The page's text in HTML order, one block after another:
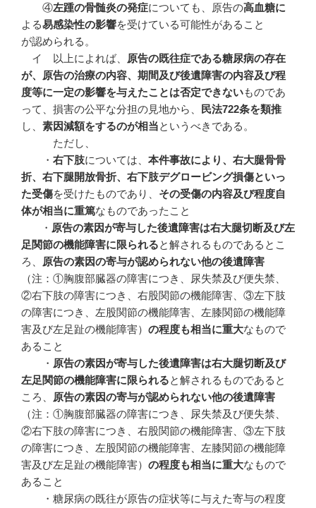
④左踵の骨髄炎の発症についても、原告の高血糖に
よる易感染性の影響を受けている可能性があること
が認められる。
イ 以上によれば、
原告の既往症である糖尿病の存在
が、原告の治療の内容、期間及び後遺障害の内容及び程
度等に一定の影響を与えたことは否定できないものであ
って、損害の公平な分担の見地から、
民法722条を類推
し、 素因減額をするのが相当というべきである。
ただし、
・ 右下肢については、 本件事故により、右大腿骨骨
折、右下腿開放骨折、右下肢デグロービング損傷といっ
た受傷を受けたものであり、 その受傷の内容及び程度自
体が相当に重篤なものであったこと
・ 原告の素因が寄与した後遺障害は右大腿切断及び左
足関節の機能障害に限られると解されるものであるとこ
ろ、
原告の素因の寄与が認められない他の後遺障害
（注：①胸腹部臓器の障害につき、尿失禁及び便失禁、
②右下肢の障害につき、右股関節の機能障害、③左下肢
の障害につき、左股関節の機能障害、左膝関節の機能障
害及び左足趾の機能障害） の程度も相当に重大なもので
あること
・ 原告の素因が寄与した後遺障害は右大腿切断及び
左足関節の機能障害に限られると解されるものであると
ころ、
原告の素因の寄与が認められない他の後遺障害
（注：①胸腹部臓器の障害につき、尿失禁及び便失禁、
②右下肢の障害につき、右股関節の機能障害、③左下肢
の障害につき、左股関節の機能障害、左膝関節の機能障
害及び左足趾の機能障害） の程度も相当に重大なもので
あること
・糖尿病の既往が原告の症状等に与えた寄与の程度